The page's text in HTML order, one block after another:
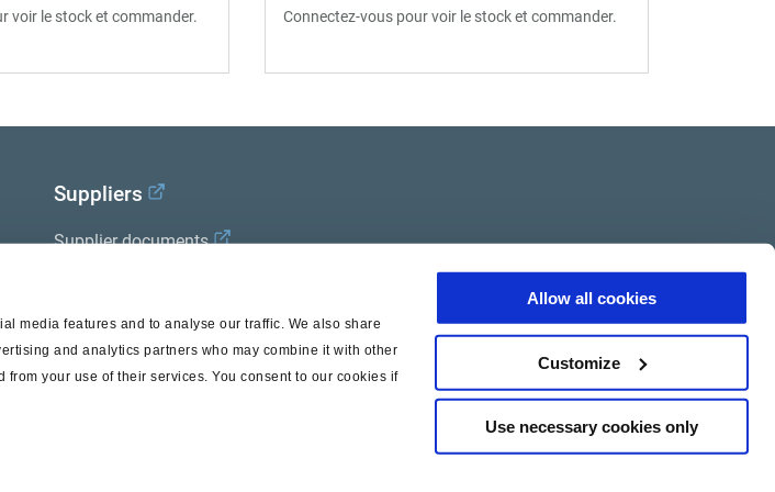
media features and to analyse our traffic. We also share
and analytics partners who may combine it with other
from your use of their services. You consent to our cookies if
Allow all cookies
Customize
Use necessary cookies only
voir le stock et commander. Connectez-vous pour voir le stock et commander.
Suppliers
Supplier documents